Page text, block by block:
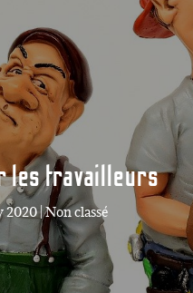
les travailleurs
2020|Non classé